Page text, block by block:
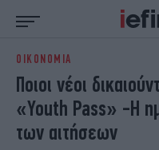
ΕΙΔΗΣΕΙΣ
NON PAPER
ΟΙΚΟΝΟΜΙΑ
ΠΟΛΙΤΙΣΜΟΣ
ΟΙΚΟΝΟΜΙΑ
Ποιοι νέοι
«Youth Pass» -Η
των αιτήσεων